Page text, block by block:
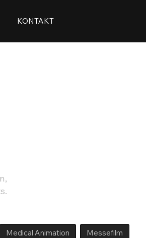
KONTAKT
Medical Animation Messefilm